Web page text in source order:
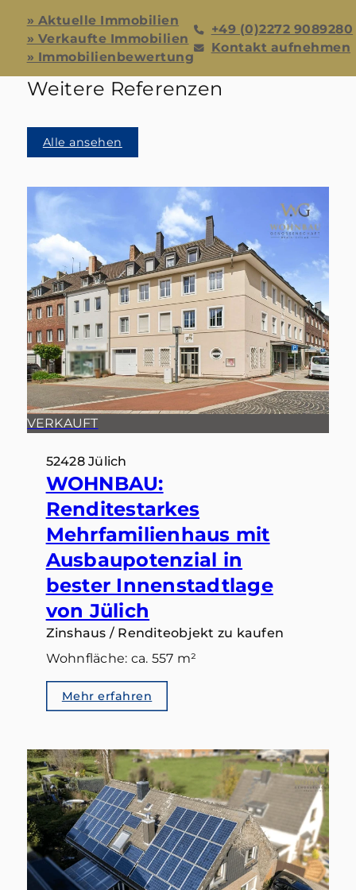
» Aktuelle Immobilien
» Verkaufte Immobilien
» Immobilienbewertung
+49 (0)2272 9089280
Kontakt aufnehmen
Weitere Referenzen
Alle ansehen
VERKAUFT
52428 Jülich
WOHNBAU:
Renditestarkes
Mehrfamilienhaus mit
Ausbaupotenzial in
bester Innenstadtlage
von Jülich
Zinshaus / Renditeobjekt zu kaufen
Wohnfläche: ca. 557 m²
Mehr erfahren